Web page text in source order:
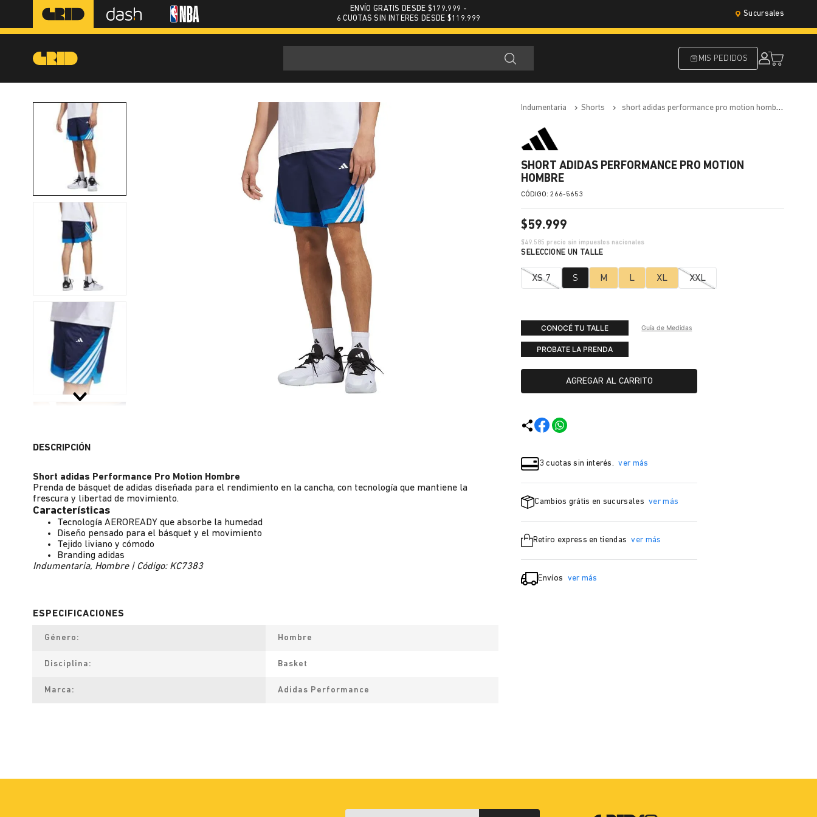
ENVÍO GRATIS DESDE $179.999 -
6 CUOTAS SIN INTERES DESDE $119.999
Sucursales
MIS PEDIDOS
DESCRIPCIÓN
Short adidas Performance Pro Motion Hombre
Prenda de básquet de adidas diseñada para el rendimiento en la cancha, con tecnología que mantiene la
frescura y libertad de movimiento.
Características
Tecnología AEROREADY que absorbe la humedad
Diseño pensado para el básquet y el movimiento
Tejido liviano y cómodo
Branding adidas
Indumentaria, Hombre | Código: KC7383
Género Hombre
Disciplina Basket
Marca Adidas Performance
indumentaria shorts short adidas performance pro motion hombre
SHORT ADIDAS PERFORMANCE PRO MOTION
HOMBRE
:266-5653
$59.999
$49.585 precio sin impuestos nacionales
XS 7 S M L XL XXL
CONOCÉ TU TALLE Guía de Medidas
PROBATE LA PRENDA
AGREGAR AL CARRITO
3 cuotas sin interés. ver más
Cambios grátis en sucursales ver más
Retiro express en tiendas ver más
Envíos ver más